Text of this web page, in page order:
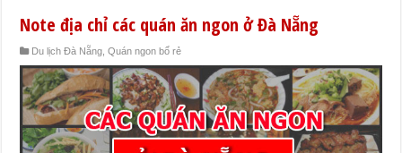
Note địa chỉ các quán ăn ngon ở Đà Nẵng
Du lịch Đà Nẵng ,Quán ngon bổ rẻ